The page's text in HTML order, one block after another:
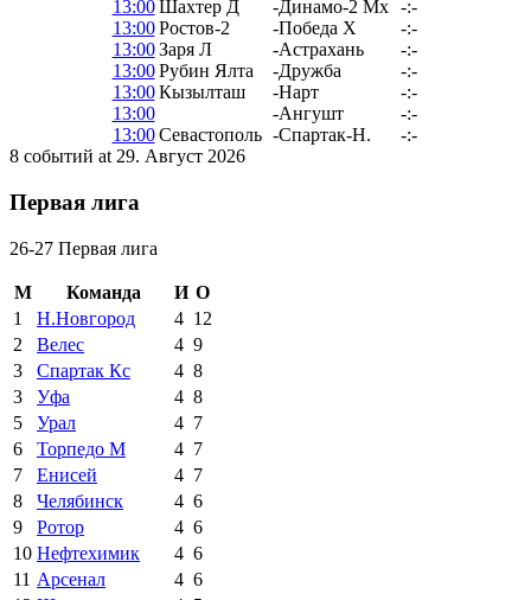
13:00 Шахтер Д -Динамо-2 Мх
-:-
13:00 Ростов-2 -Победа Х
-:-
13:00 Заря Л -Астрахань
-:-
13:00 Рубин Ялта -Дружба
-:-
13:00 Кызылташ -Нарт
-:-
13:00
-Ангушт
-:-
13:00 Севастополь -Спартак-Н.
-:-
8 событий at 29. Август 2026
Первая лига
26-27 Первая лига
М Команда И О
1
Н.Новгород 4 12
2
Велес 4 9
3
Спартак Кс 4 8
3
Уфа 4 8
5
Урал 4 7
6
Торпедо М 4 7
7
Енисей 4 7
8
Челябинск 4 6
9
Ротор 4 6
10 Нефтехимик 4 6
11 Арсенал 4 6